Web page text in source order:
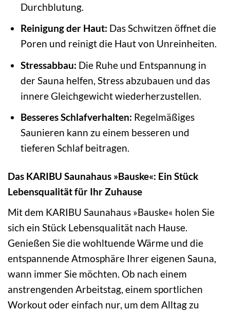
Durchblutung.
Reinigung der Haut: Das Schwitzen öffnet die
Poren und reinigt die Haut von Unreinheiten.
Stressabbau: Die Ruhe und Entspannung in
der Sauna helfen, Stress abzubauen und das
innere Gleichgewicht wiederherzustellen.
Besseres Schlafverhalten: Regelmäßiges
Saunieren kann zu einem besseren und
tieferen Schlaf beitragen.
Das KARIBU Saunahaus »Bauske«: Ein Stück
Lebensqualität für Ihr Zuhause
Mit dem KARIBU Saunahaus »Bauske« holen Sie
sich ein Stück Lebensqualität nach Hause.
Genießen Sie die wohltuende Wärme und die
entspannende Atmosphäre Ihrer eigenen Sauna,
wann immer Sie möchten. Ob nach einem
anstrengenden Arbeitstag, einem sportlichen
Workout oder einfach nur, um dem Alltag zu